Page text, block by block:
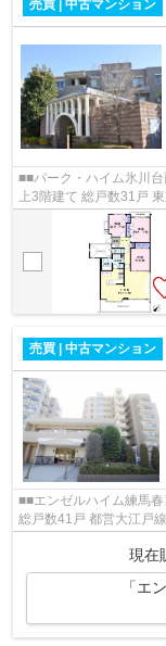
売買 | 中古マンション
■■パーク・ハイム氷川台西■■ 1997年4月築 鉄筋コンクリート
上3階建て 総戸数31戸 東京メトロ副都心線「氷川台」駅徒歩11分 東京メト
売買 | 中古マンション
■■エンゼルハイム練馬春日町■■ 1999年2月築 鉄筋コンク
総戸数41戸 都営大江戸線 練馬春日町駅徒歩2分 【周辺環境】 ローソン 練
現在
「エ